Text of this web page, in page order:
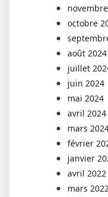
octobre
août 2024
juillet
juin 2024
mai 2024
avril 2024
mars
février
janvier
avril 2022
mars